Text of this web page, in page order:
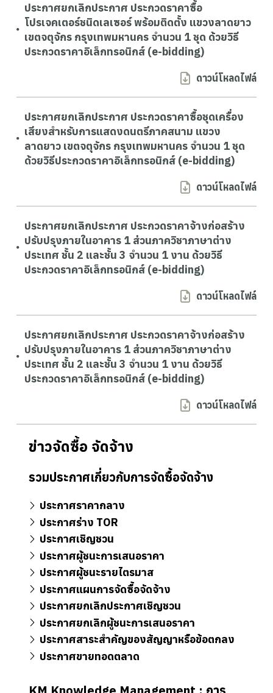
ประกาศยกเลิกประกาศ ประกวดราคาซื้อ
โปรเจคเตอร์ชนิดเลเซอร์ พร้อมติดตั้ง แขวงลาดยาว
เขตจตุจักร กรุงเทพมหานคร จำนวน 1 ชุด ด้วยวิธี
ประกวดราคาอิเล็กทรอนิกส์ (e-bidding)
ดาวน์โหลดไฟล์
ประกาศยกเลิกประกาศ ประกวดราคาซื้อชุดเครื่อง
เสียงสำหรับการแสดงดนตรีภาคสนาม แขวง
ลาดยาว เขตจตุจักร กรุงเทพมหานคร จำนวน 1 ชุด
ด้วยวิธีประกวดราคาอิเล็กทรอนิกส์ (e-bidding)
ดาวน์โหลดไฟล์
ประกาศยกเลิกประกาศ ประกวดราคาจ้างก่อสร้าง
ปรับปรุงภายในอาคาร 1 ส่วนภาควิชาภาษาต่าง
ประเทศ ชั้น 2 และชั้น 3 จำนวน 1 งาน ด้วยวิธี
ประกวดราคาอิเล็กทรอนิกส์ (e-bidding)
ดาวน์โหลดไฟล์
ประกาศยกเลิกประกาศ ประกวดราคาจ้างก่อสร้าง
ปรับปรุงภายในอาคาร 1 ส่วนภาควิชาภาษาต่าง
ประเทศ ชั้น 2 และชั้น 3 จำนวน 1 งาน ด้วยวิธี
ประกวดราคาอิเล็กทรอนิกส์ (e-bidding)
ดาวน์โหลดไฟล์
ข่าวจัดซื้อ จัดจ้าง
รวมประกาศเกี่ยวกับการจัดซื้อจัดจ้าง
ประกาศราคากลาง
ประกาศร่าง TOR
ประกาศเชิญชวน
ประกาศผู้ชนะการเสนอราคา
ประกาศผู้ชนะรายไตรมาส
ประกาศแผนการจัดซื้อจัดจ้าง
ประกาศยกเลิกประกาศเชิญชวน
ประกาศยกเลิกผู้ชนะการเสนอราคา
ประกาศสาระสำคัญของสัญญาหรือข้อตกลง
ประกาศขายทอดตลาด